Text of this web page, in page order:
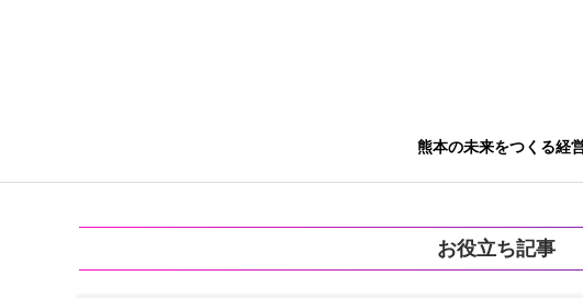
熊本の未来をつくる経
お役立ち記事